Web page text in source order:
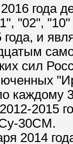
года
"02",
и
сил
по
2015
30СМ.
2014